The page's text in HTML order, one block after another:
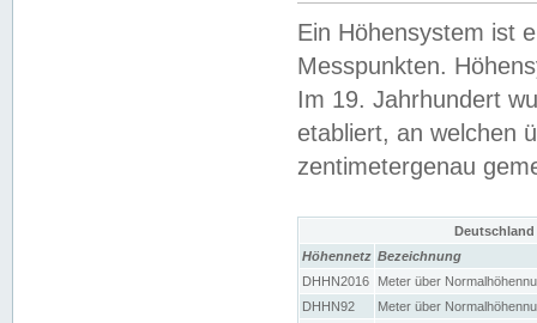
Ein Höhensystem ist
Messpunkten.
Im 19. Jahrhundert
etabliert, an welchen
zentimetergenau
Höhennetz Bezeichnung
DHHN2016
Meter über
DHHN92
Meter über